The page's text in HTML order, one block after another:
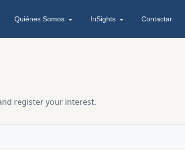
Quiénes Somos InSights Contactar
register your interest.